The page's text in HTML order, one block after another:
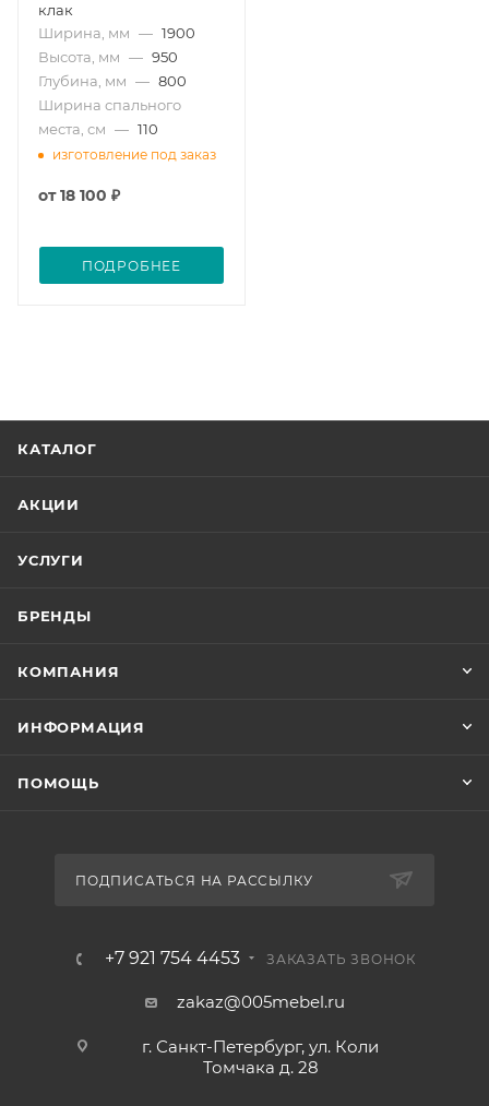
клак
Ширина, мм — 1900
Высота, мм — 950
Глубина, мм — 800
Ширина спального
места, см — 110
изготовление под заказ
от18 100 ₽
ПОДРОБНЕЕ
КАТАЛОГ
АКЦИИ
УСЛУГИ
БРЕНДЫ
КОМПАНИЯ
ИНФОРМАЦИЯ
ПОМОЩЬ
ПОДПИСАТЬСЯ НА РАССЫЛКУ
+7 921 754 4453 ЗАКАЗАТЬ ЗВОНОК
zakaz@005mebel.ru
г. Санкт-Петербург, ул. Коли
Томчака д. 28